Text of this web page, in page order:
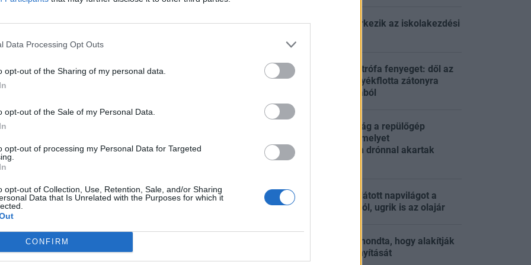
Data Processing Opt Outs
opt-out of the Sharing of my personal data.
opt-out of the Sale of my Personal Data.
opt-out of processing my Personal Data for Targeted
opt-out of Collection, Use, Retention, Sale, and/or Sharing
Data that Is Unrelated with the Purposes for which it
CONFIRM
15 634
csütörtök, 22:17
83 654
csütörtök, 21:52
Manufacere
Két részletben érkezik az iskolakezdési
19:58
Ökológiai katasztrófa fenyeget: dől az
olaj az orosz árnyékflotta zátonyra
futott óriáshajójából
19:51
Kiderült az igazság a repülőgép
rakományáról, amelyet
Németországban drónnal akartak
felrobbantani
19:45
Új iráni tervezet látott napvilágot a
Hormuzi-szorosról, ugrik is az olajár
Lannert Judit elmondta, hogy alakítják
át az iskolák irányítását